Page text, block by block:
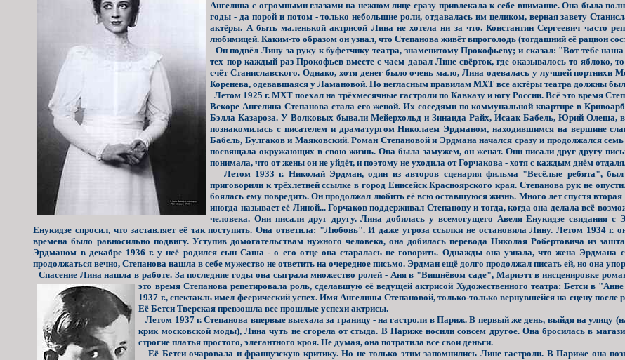
Ангелина с огромными глазами на нежном лице сразу привлекала к себе внимание. Она была
годы - да порой и потом - только небольшие роли, отдавалась им целиком, верная завету
актёры. А быть маленькой актрисой Лина не хотела ни за что. Константин Сергеевич часто
любимицей. Каким-то образом он узнал, что Степанова живёт впроголодь (тогдашний её рацион
Он подвёл Лину за руку к буфетчику театра, знаменитому Прокофьеву; и сказал: "Вот тебе
тех пор каждый раз Прокофьев вместе с чаем давал Лине свёрток, где оказывалось то
счёт Станиславского. Однако, хотя денег было очень мало, Лина одевалась у лучшей
Коренева, одевавшаяся у Ламановой. По негласным правилам МХТ все актёры театра должны
Летом 1925 г. МХТ поехал на трёхмесячные гастроли по Кавказу и югу России. Всё это время
Вскоре Ангелина Степанова стала его женой. Их соседями по коммунальной квартире в
Бэлла Казароза. У Волковых бывали Мейерхольд и Зинаида Райх, Исаак Бабель, Юрий Олеша,
познакомилась с писателем и драматургом Николаем Эрдманом, находившимся на вершине
Бабель, Булгаков и Маяковский. Роман Степановой и Эрдмана начался сразу и продолжался
посвящала окружающих в свою жизнь. Она была замужем, он женат. Они писали друг другу
понимала, что от жены он не уйдёт, и поэтому не уходила от Горчакова - хотя с каждым днём
Летом 1933 г. Николай Эрдман, один из авторов сценария фильма "Весёлые ребята",
приговорили к трёхлетней ссылке в город Енисейск Красноярского края. Степанова рук не
боялась ему повредить. Он продолжал любить её всю оставшуюся жизнь. Много лет спустя
иногда называет её Линой... Горчаков поддерживал Степанову и тогда, когда она делала всё
человека. Они писали друг другу. Лина добилась у всемогущего Авеля Енукидзе свидания
Енукидзе спросил, что заставляет её так поступить. Она ответила: "Любовь". И даже угроза ссылки не остановила Лину. Летом 1934 г.
времена было равносильно подвигу. Уступив домогательствам нужного человека, она добилась перевода Николая Робертовича из
Эрдманом в декабре 1936 г. у неё родился сын Саша - о его отце она старалась не говорить. Однажды она узнала, что жена Эрдмана
продолжаться вечно, Степанова нашла в себе мужество не ответить на очередное письмо. Эрдман ещё долго продолжал писать ей, но она
Спасение Лина нашла в работе. За последние годы она сыграла множество ролей - Аня в "Вишнёвом саде", Мариэтт в инсценировке
это время Степанова репетировала роль, сделавшую её ведущей актрисой Художественного театра: Бетси в
1937 г., спектакль имел феерический успех. Имя Ангелины Степановой, только-только вернувшейся на сцену после
Её Бетси Тверская превзошла все прошлые успехи актрисы.
Летом 1937 г. Степанова впервые выехала за границу - на гастроли в Париж. В первый же день, выйдя на улицу
крик московской моды), Лина чуть не сгорела от стыда. В Париже носили совсем другое. Она бросилась в
строгие платья простого, элегантного кроя. Не думая, она потратила все свои деньги.
Её Бетси очаровала и французскую критику. Но не только этим запомнились Лине гастроли. В Париже она